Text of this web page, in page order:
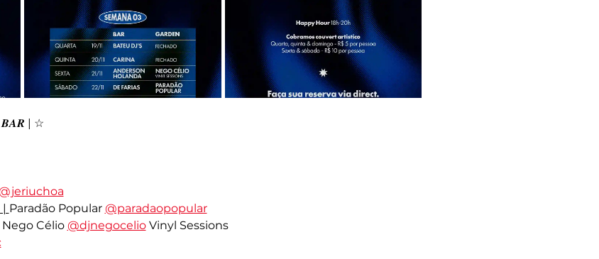
| ☆
| Paradão Popular @paradaopopular
Nego Célio @djnegocelio Vinyl Sessions